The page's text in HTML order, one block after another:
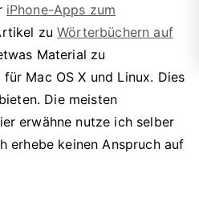
iPhone-Apps zum
zuWörterbüchern auf
Material zu
Mac OS X und Linux. Dies
Die meisten
erwähne nutze ich selber
erhebe keinen Anspruch auf